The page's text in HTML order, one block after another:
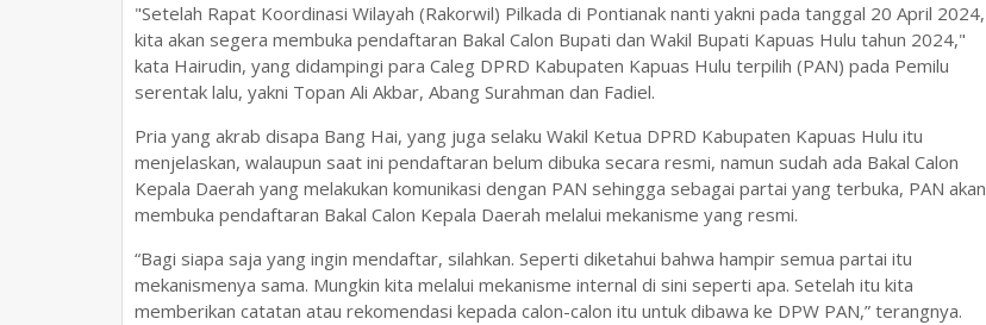
"Setelah Rapat Koordinasi Wilayah (Rakorwil) Pilkada di Pontianak nanti yakni pada tanggal 20 April 2024,
kita akan segera membuka pendaftaran Bakal Calon Bupati dan Wakil Bupati Kapuas Hulu tahun 2024,"
kata Hairudin, yang didampingi para Caleg DPRD Kabupaten Kapuas Hulu terpilih (PAN) pada Pemilu
serentak lalu, yakni Topan Ali Akbar, Abang Surahman dan Fadiel.
Pria yang akrab disapa Bang Hai, yang juga selaku Wakil Ketua DPRD Kabupaten Kapuas Hulu itu
menjelaskan, walaupun saat ini pendaftaran belum dibuka secara resmi, namun sudah ada Bakal Calon
Kepala Daerah yang melakukan komunikasi dengan PAN sehingga sebagai partai yang terbuka, PAN akan
membuka pendaftaran Bakal Calon Kepala Daerah melalui mekanisme yang resmi.
“Bagi siapa saja yang ingin mendaftar, silahkan. Seperti diketahui bahwa hampir semua partai itu
mekanismenya sama. Mungkin kita melalui mekanisme internal di sini seperti apa. Setelah itu kita
memberikan catatan atau rekomendasi kepada calon-calon itu untuk dibawa ke DPW PAN,” terangnya.